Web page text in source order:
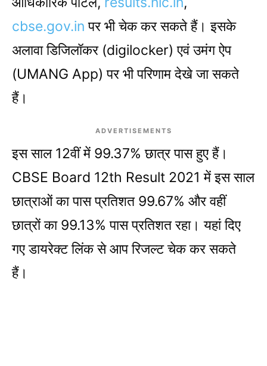
cbse.gov.in पर भी चेक कर सकते हैं। इसके
अलावा डिजिलॉकर (digilocker) एवं उमंग ऐप
(UMANG App) पर भी परिणाम देखे जा सकते
हैं।
ADVERTISEMENTS
इस साल 12वीं में 99.37% छात्र पास हुए हैं।
CBSE Board 12th Result 2021 में इस साल
छात्राओं का पास प्रतिशत 99.67% और वहीं
छात्रों का 99.13% पास प्रतिशत रहा। यहां दिए
गए डायरेक्ट लिंक से आप रिजल्ट चेक कर सकते
हैं।